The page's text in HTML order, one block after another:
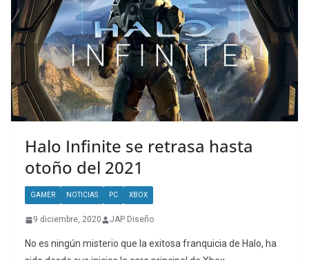
Halo Infinite se retrasa hasta
otoño del 2021
GAMER NOTICIAS PC XBOX
9 diciembre, 2020 JAP Diseño
No es ningún misterio que la exitosa franquicia de Halo, ha